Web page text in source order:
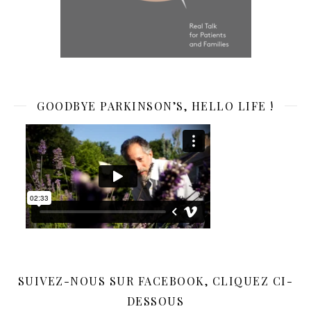
GOODBYE PARKINSON’S, HELLO LIFE !
SUIVEZ-NOUS SUR FACEBOOK, CLIQUEZ CI-
DESSOUS